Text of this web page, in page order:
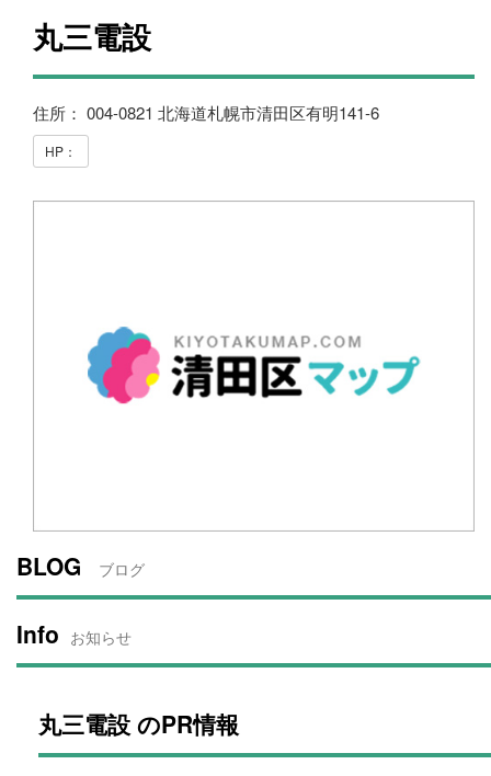
丸三電設
住所： 004-0821 北海道札幌市清田区有明141-6
HP：
BLOG ブログ
Info お知らせ
丸三電設 のPR情報